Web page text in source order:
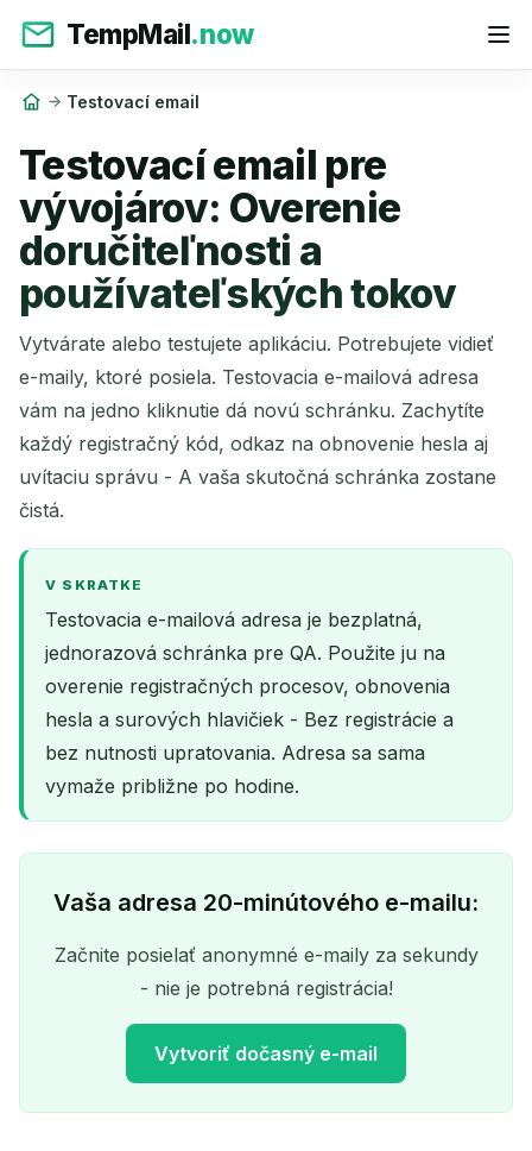
TempMail.now
Testovací email
Testovací email pre
vývojárov: Overenie
doručiteľnosti a
používateľských tokov
Vytvárate alebo testujete aplikáciu. Potrebujete vidieť
e-maily, ktoré posiela. Testovacia e-mailová adresa
vám na jedno kliknutie dá novú schránku. Zachytíte
každý registračný kód, odkaz na obnovenie hesla aj
uvítaciu správu - A vaša skutočná schránka zostane
čistá.
V SKRATKE
Testovacia e-mailová adresa je bezplatná,
jednorazová schránka pre QA. Použite ju na
overenie registračných procesov, obnovenia
hesla a surových hlavičiek - Bez registrácie a
bez nutnosti upratovania. Adresa sa sama
vymaže približne po hodine.
Vaša adresa 20-minútového e-mailu:
Začnite posielať anonymné e-maily za sekundy
- nie je potrebná registrácia!
Vytvoriť dočasný e-mail